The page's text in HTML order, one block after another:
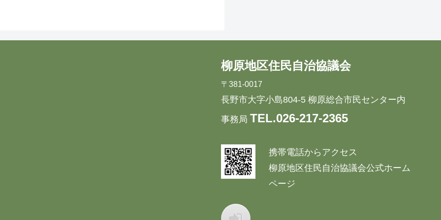
柳原地区住民自治協議会
〒381-0017
長野市大字小島804-5 柳原総合市民センター内
事務局 TEL.026-217-2365
携帯電話からアクセス
柳原地区住民自治協議会公式ホーム
ページ